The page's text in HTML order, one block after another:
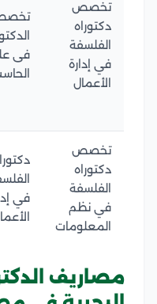
تخصص
دكتوراه
الفلسفة
في إدارة
الأعمال
فى
تخصص
دكتوراه
الفلسفة
في نظم
المعلومات
في
مصاريف